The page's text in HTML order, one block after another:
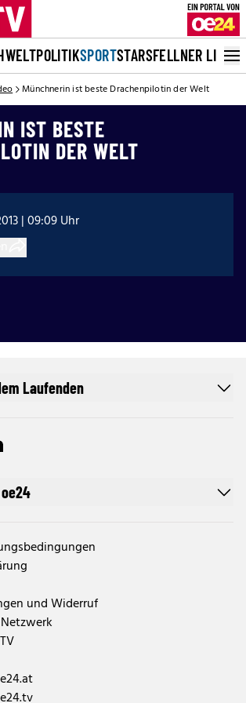
WELTPOLITIKSPORTSTARSFELLNER LIVE
Münchnerin ist beste Drachenpilotin der Welt
IST BESTE
DER WELT
| 09:09 Uhr
und Widerruf
Laufenden